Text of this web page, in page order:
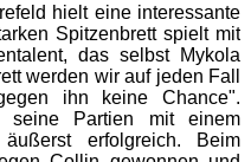
hielt eine interessante
Spitzenbrett spielt mit
das selbst Mykola
werden wir auf jeden Fall
ihn keine Chance".
seine Partien mit einem
erfolgreich. Beim